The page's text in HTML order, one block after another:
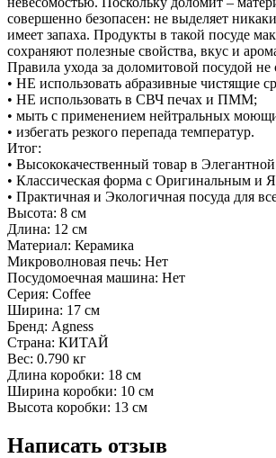
совершенно безопасен: не выделяет
имеет запаха. Продукты в такой посуде
сохраняют полезные свойства, вкус и
Правила ухода за доломитовой посудой
• НЕ использовать абразивные чистящие
• НЕ использовать в СВЧ печах и ПММ;
• мыть с применением нейтральных
• избегать резкого перепада температур.
Итог:
• Высококачественный товар в
• Классическая форма с Оригинальным и
• Практичная и Экологичная посуда для
Высота: 8 см
Длина: 12 см
Материал: Керамика
Микроволновая печь: Нет
Посудомоечная машина: Нет
Серия: Coffee
Ширина: 17 см
Бренд: Agness
Страна: КИТАЙ
Вес: 0.790 кг
Длина коробки: 18 см
Ширина коробки: 10 см
Высота коробки: 13 см
Написать отзыв